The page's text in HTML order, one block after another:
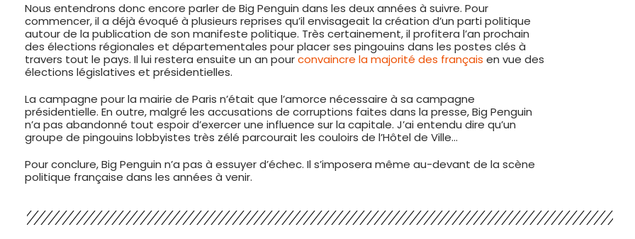
Nous entendrons donc encore parler de Big Penguin dans les deux années à suivre. Pour
commencer, il a déjà évoqué à plusieurs reprises qu’il envisageait la création d’un parti politique
autour de la publication de son manifeste politique. Très certainement, il profitera l’an prochain
des élections régionales et départementales pour placer ses pingouins dans les postes clés à
travers tout le pays. Il lui restera ensuite un an pourconvaincre la majorité des français en vue des
élections législatives et présidentielles.
La campagne pour la mairie de Paris n’était que l’amorce nécessaire à sa campagne
présidentielle. En outre, malgré les accusations de corruptions faites dans la presse, Big Penguin
n’a pas abandonné tout espoir d’exercer une influence sur la capitale. J’ai entendu dire qu’un
groupe de pingouins lobbyistes très zélé parcourait les couloirs de l’Hôtel de Ville…
Pour conclure, Big Penguin n’a pas à essuyer d’échec. Il s’imposera même au-devant de la scène
politique française dans les années à venir.